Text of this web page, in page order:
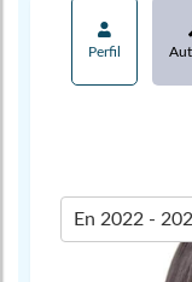
Perfil